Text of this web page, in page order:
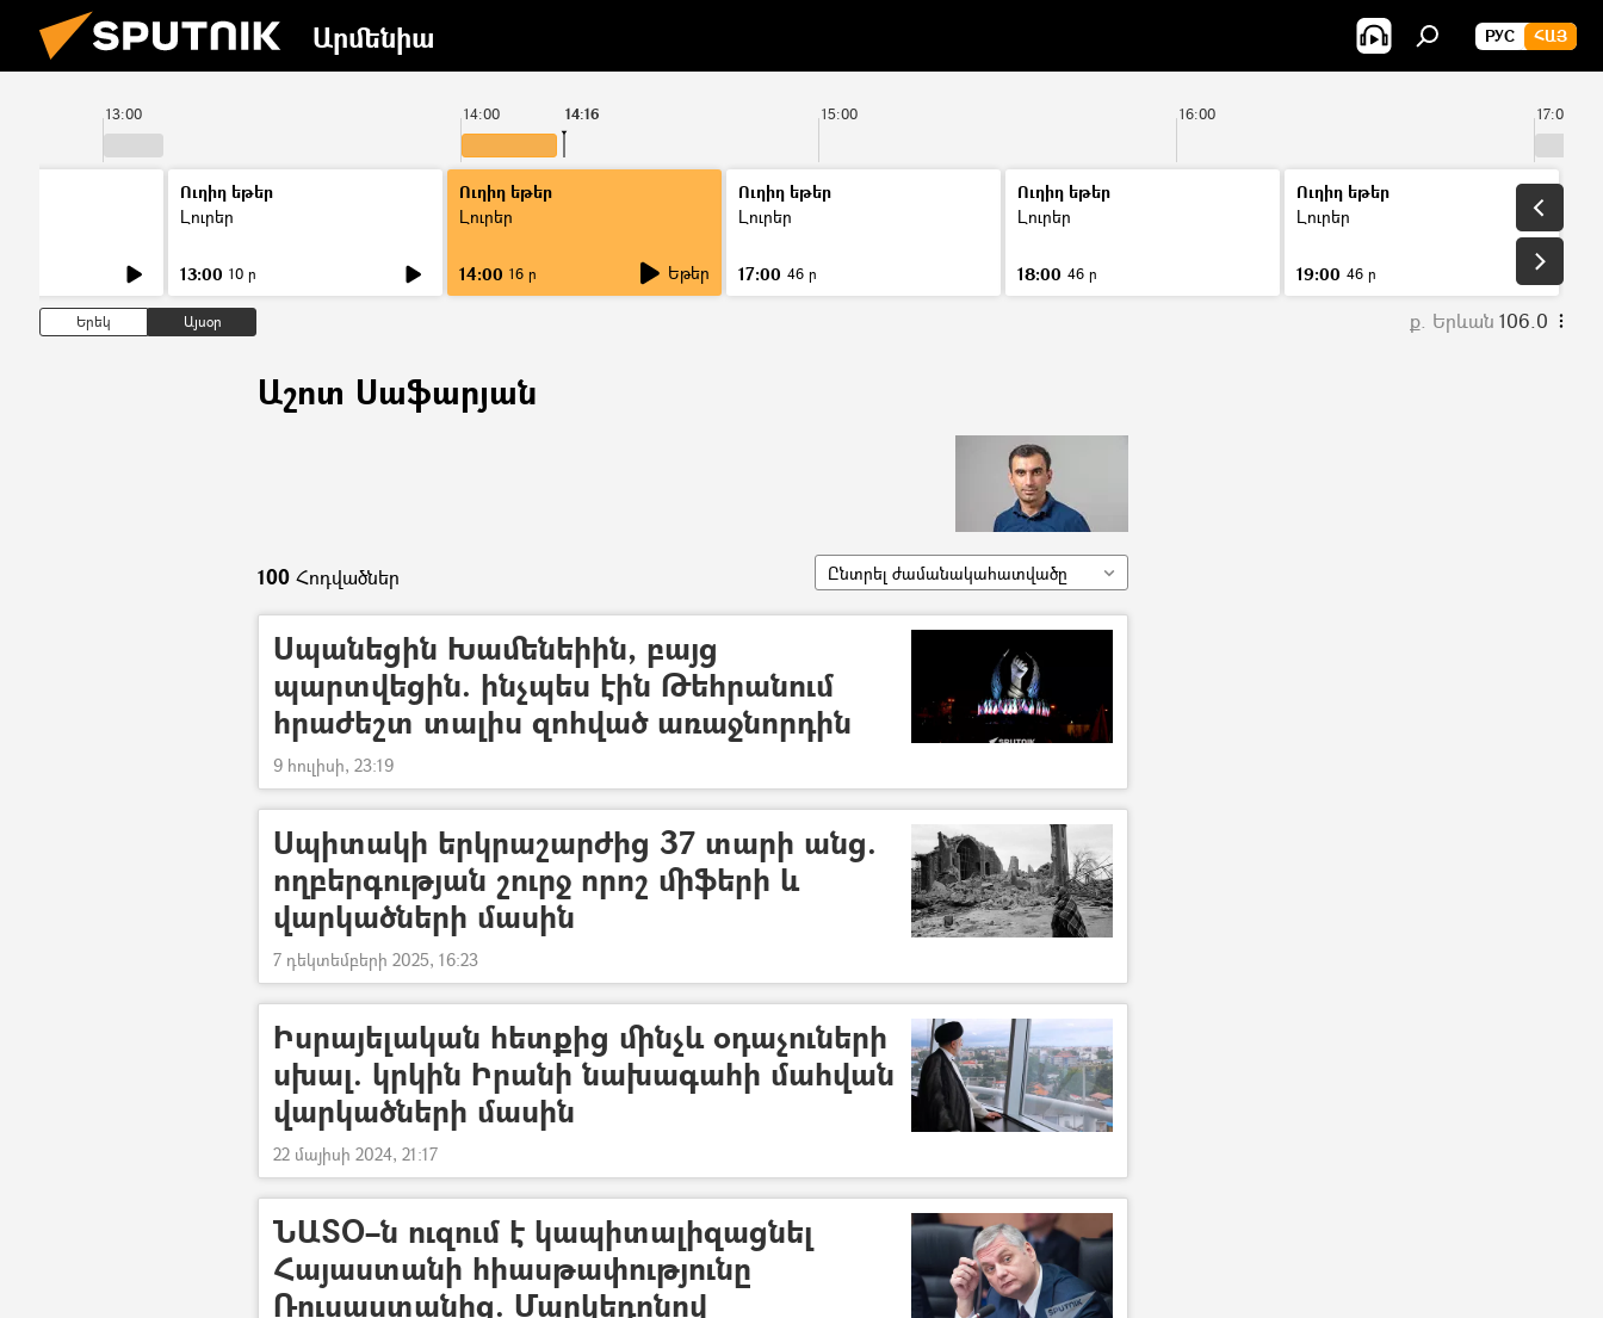
Արմենիա РУС ՀԱՅ
13:00 14:00 15:00 16:00 17:00
14:16
Ուղիղ եթեր
Լուրեր
13:00 10 ր
Ուղիղ եթեր
Լուրեր
14:00 16 ր Եթեր
Ուղիղ եթեր
Լուրեր
17:00 46 ր
Ուղիղ եթեր
Լուրեր
18:00 46 ր
Ուղիղ եթեր
Լուրեր
19:00 46 ր
Երեկ Այսօր ք. Երևան 106.0
Աշոտ Սաֆարյան
100 Հոդվածներ Ընտրել ժամանակահատվածը
Սպանեցին Խամենեիին, բայց
պարտվեցին. ինչպես էին Թեհրանում
հրաժեշտ տալիս զոհված առաջնորդին
9 հուլիսի, 23:19
Սպիտակի երկրաշարժից 37 տարի անց.
ողբերգության շուրջ որոշ միֆերի և
վարկածների մասին
7 դեկտեմբերի 2025, 16:23
Իսրայելական հետքից մինչև օդաչուների
սխալ. կրկին Իրանի նախագահի մահվան
վարկածների մասին
22 մայիսի 2024, 21:17
ՆԱՏՕ–ն ուզում է կապիտալիզացնել
Հայաստանի հիասթափությունը
Ռուսաստանից. Մարկեդոնով